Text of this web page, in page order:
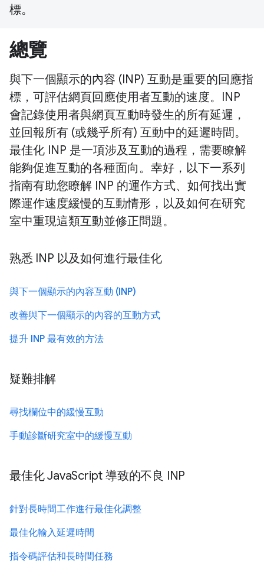
標。
總覽
與下一個顯示的內容 (INP) 互動是重要的回應指
標，可評估網頁回應使用者互動的速度。INP
會記錄使用者與網頁互動時發生的所有延遲，
並回報所有 (或幾乎所有) 互動中的延遲時間。
最佳化 INP 是一項涉及互動的過程，需要瞭解
能夠促進互動的各種面向。幸好，以下一系列
指南有助您瞭解 INP 的運作方式、如何找出實
際運作速度緩慢的互動情形，以及如何在研究
室中重現這類互動並修正問題。
熟悉 INP 以及如何進行最佳化
與下一個顯示的內容互動 (INP)
改善與下一個顯示的內容的互動方式
提升 INP 最有效的方法
疑難排解
尋找欄位中的緩慢互動
手動診斷研究室中的緩慢互動
最佳化 JavaScript 導致的不良 INP
針對長時間工作進行最佳化調整
最佳化輸入延遲時間
指令碼評估和長時間任務